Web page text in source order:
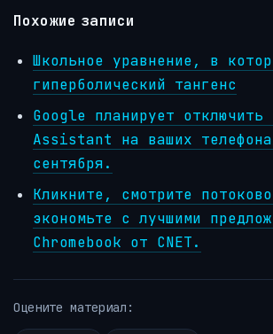
Похожие записи
Школьное уравнение, в
гиперболический тангенс
Google планирует отключить
Assistant на ваших
сентября.
Кликните, смотрите
экономьте с лучшими
Chromebook от CNET.
Оцените материал: